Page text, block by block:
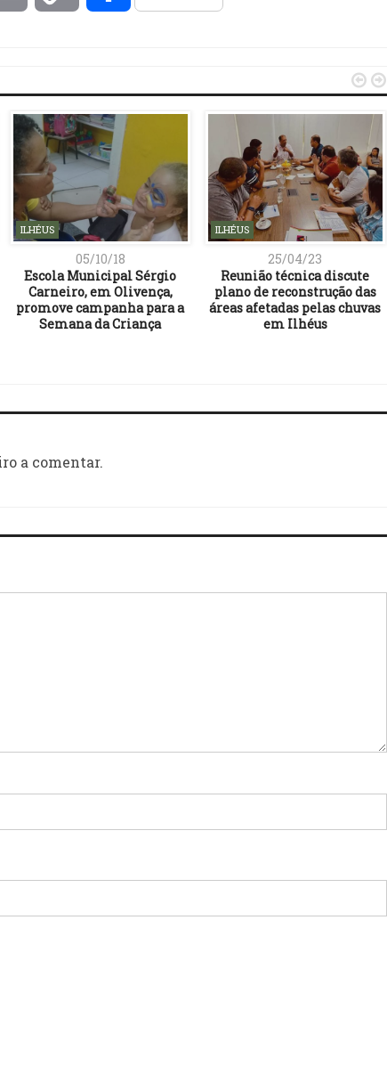
ILHÉUS
05/10/18
Escola Municipal Sérgio
Carneiro, em Olivença,
promove campanha para a
Semana da Criança
ILHÉUS
25/04/23
Reunião técnica discute
plano de reconstrução das
áreas afetadas pelas chuvas
em Ilhéus
 
a comentar.